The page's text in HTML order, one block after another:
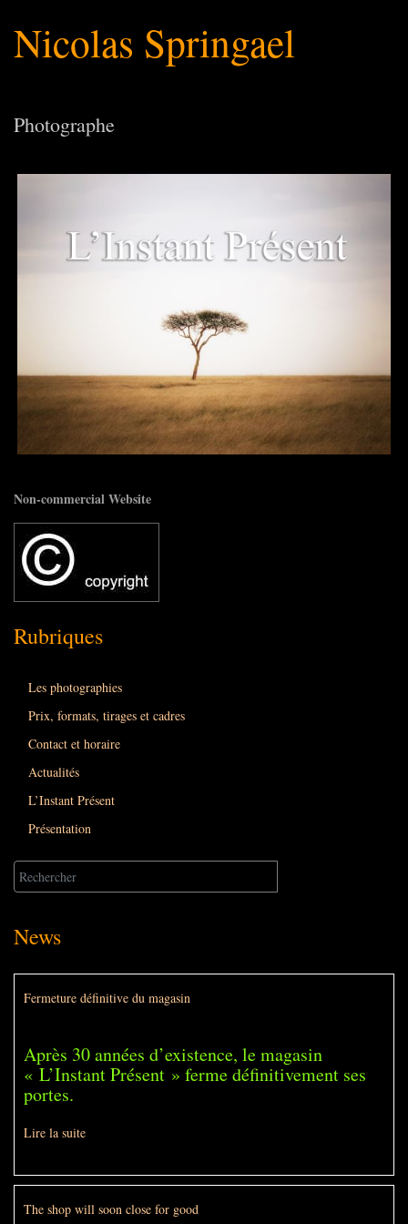
Nicolas Springael
Photographe
Non-commercial Website
Rubriques
Les photographies
Prix, formats, tirages et cadres
Contact et horaire
Actualités
L’Instant Présent
Présentation
News
Fermeture définitive du magasin
Après 30 années d’existence, le magasin
« L’Instant Présent » ferme définitivement ses
portes.
Lire la suite
The shop will soon close for good